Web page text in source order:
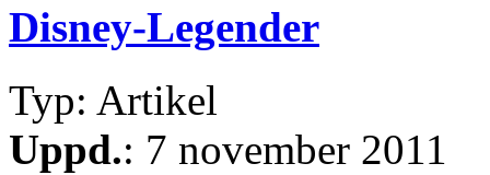
Disney-Legender
Typ: Artikel
Uppd.: 7 november 2011